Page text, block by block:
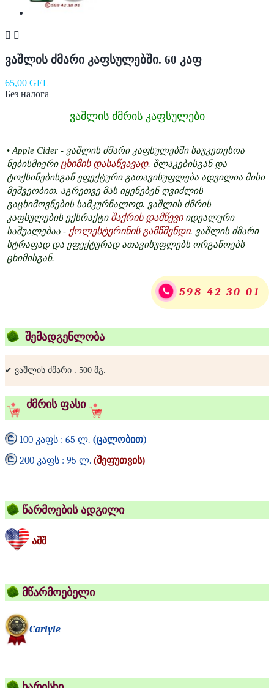
 
ვაშლის ძმარი კაფსულებში. 60 კაფ
65,00 GEL
Без налога
ვაშლის ძმრის კაფსულები
•Apple Cider - ვაშლის ძმარი კაფსულებში საუკეთესოა
ნებისმიერი ცხიმის დასაწვავად. შლაკებისგან და
ტოქსინებისგან ეფექტური გათავისუფლება ადვილია მისი
მეშვეობით. აგრეთვე მას იყენებენ ღვიძლის
გაცხიმოვნების სამკურნალოდ. ვაშლის ძმრის
კაფსულების ექსრაქტი შაქრის დამწევიიდეალური
საშუალებაა - ქოლესტერინის გამწმენდი. ვაშლის ძმარი
სტრაფად და ეფექტურად ათავისუფლებს ორგანოებს
ცხიმისგან.
598 42 30 01
შემადგენლობა
✔ ვაშლის ძმარი : 500 მგ.
ძმრის ფასი
100 კაფს : 65 ლ. (ცალობით)
200 კაფს : 95 ლ. (შეფუთვის)
წარმოების ადგილი
აშშ
მწარმოებელი
Carlyle